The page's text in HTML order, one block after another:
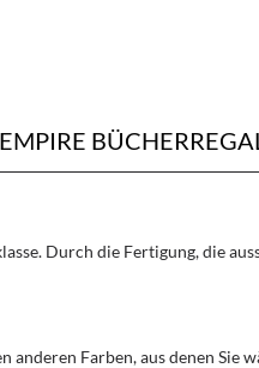
Durch die Fertigung, die
anderen Farben, aus denen